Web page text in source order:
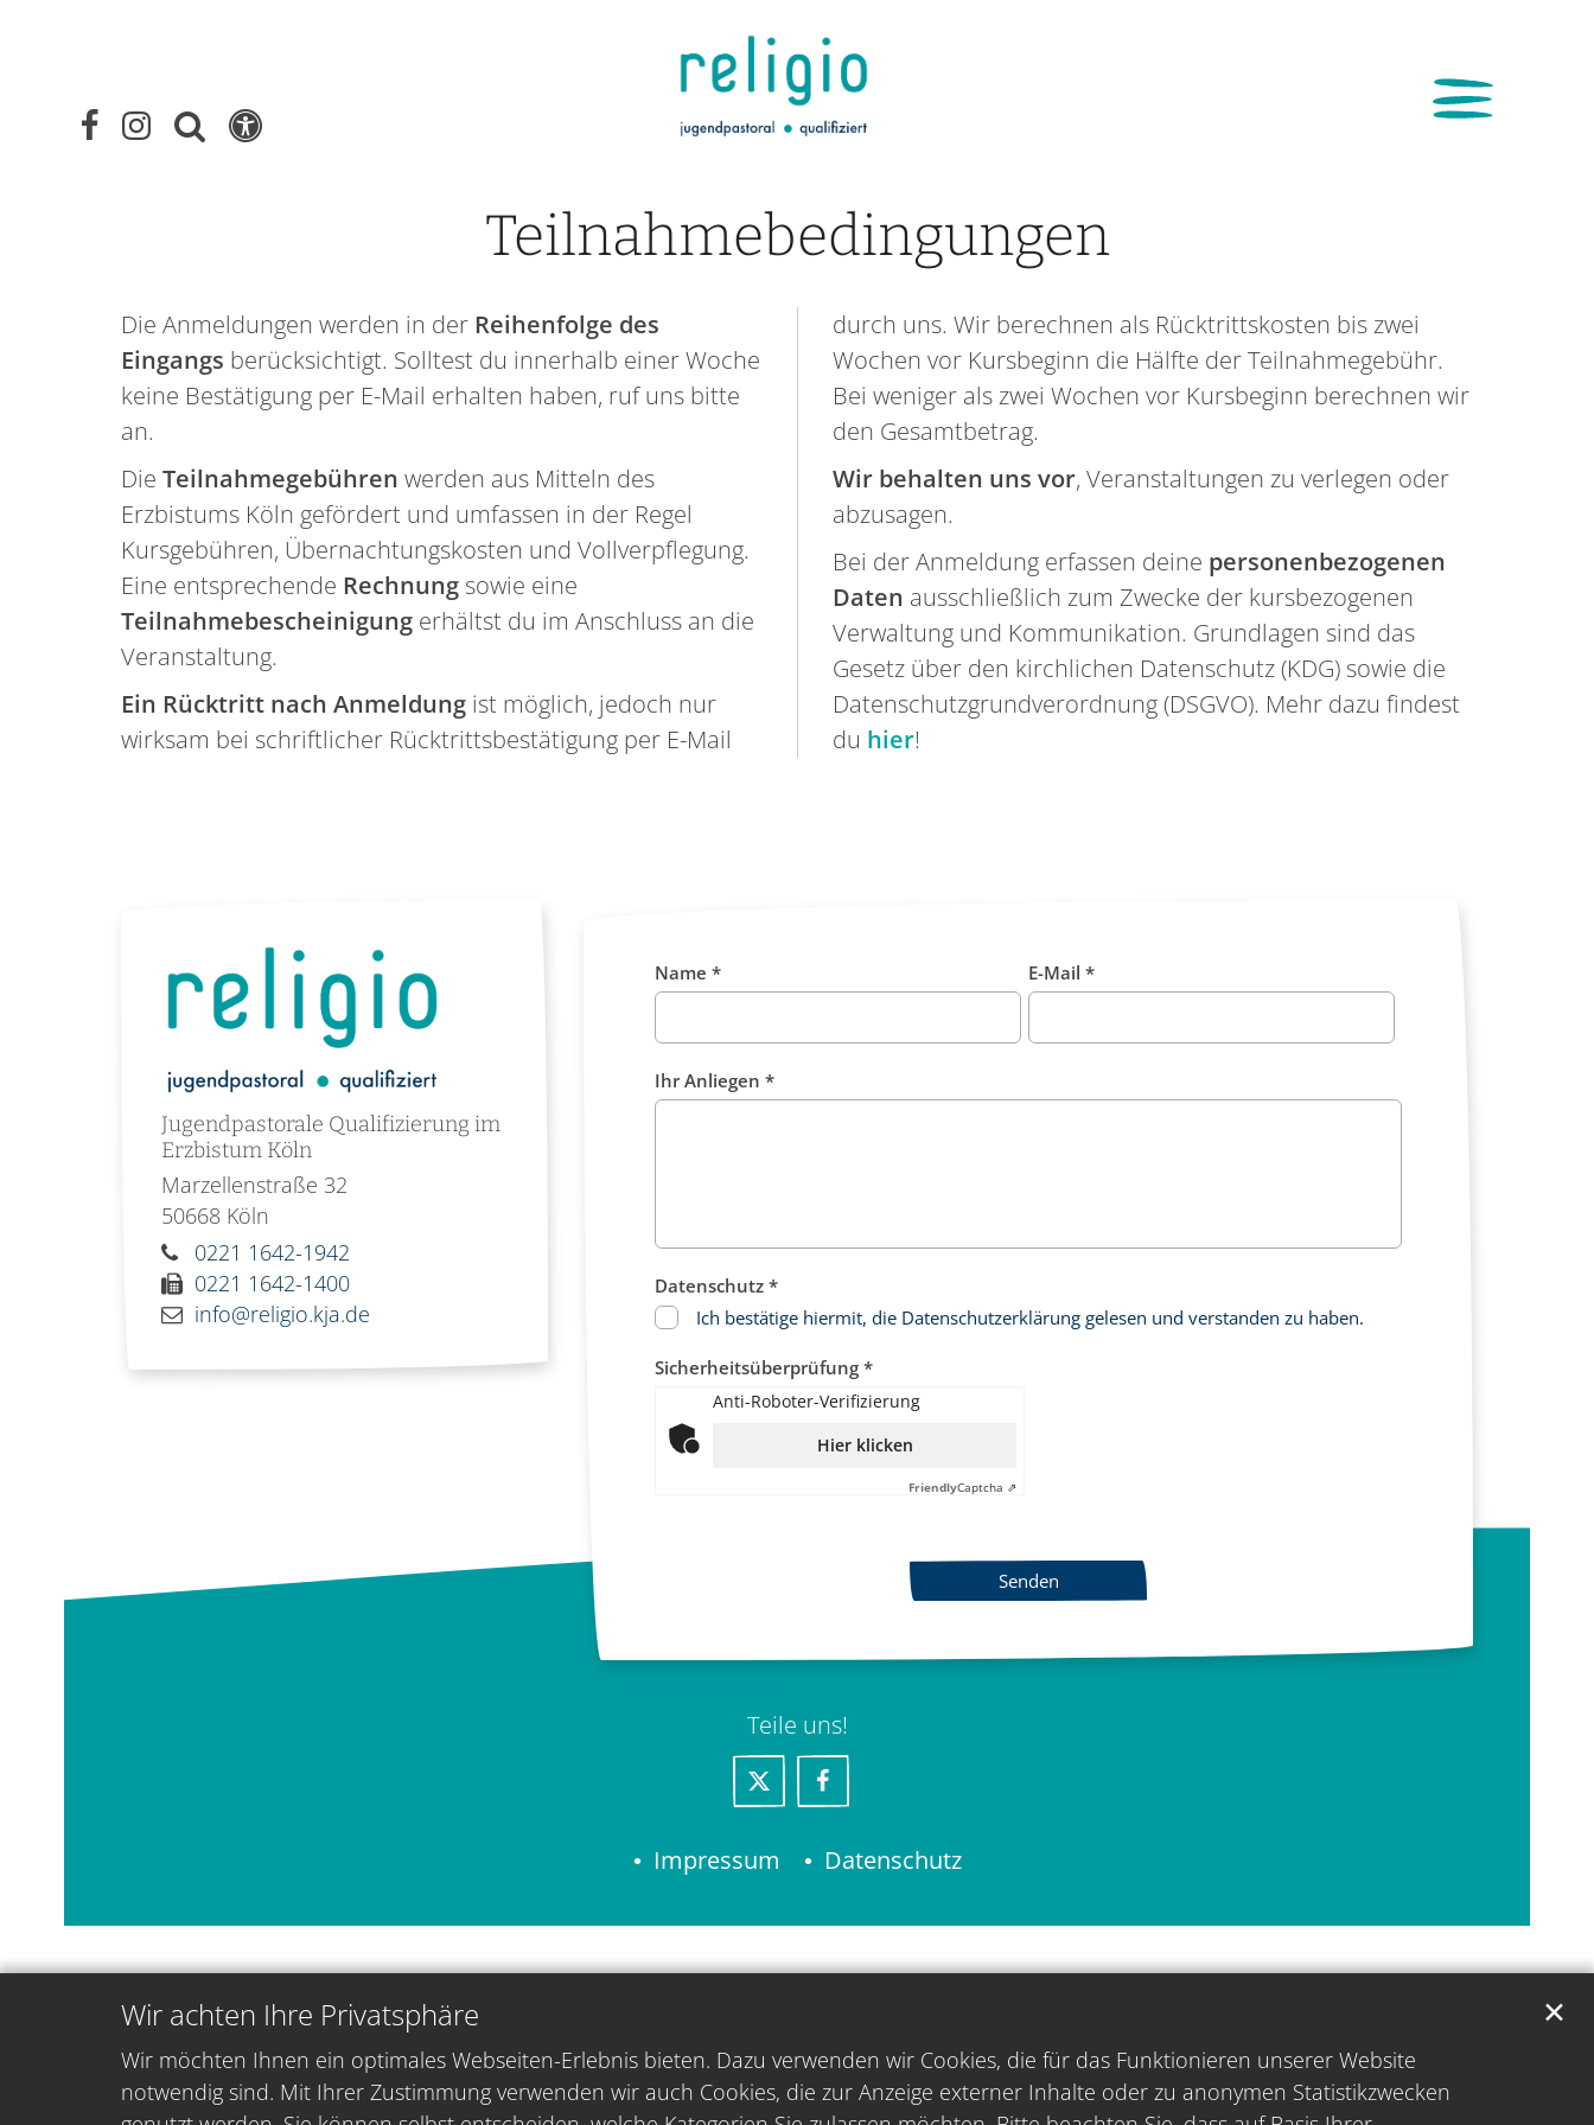
Wir achten Ihre Privatsphäre
Wir möchten Ihnen ein optimales Webseiten-Erlebnis bieten. Dazu verwenden wir Cookies, die für das Funktionieren unserer Website
notwendig sind. Mit Ihrer Zustimmung verwenden wir auch Cookies, die zur Anzeige externer Inhalte oder zu anonymen Statistikzwecken
✕
Teilnahmebedingungen
Die Anmeldungen werden in der Reihenfolge des
Eingangs berücksichtigt. Solltest du innerhalb einer Woche
keine Bestätigung per E-Mail erhalten haben, ruf uns bitte
an.
Die Teilnahmegebühren werden aus Mitteln des
Erzbistums Köln gefördert und umfassen in der Regel
Kursgebühren, Übernachtungskosten und Vollverpflegung.
Eine entsprechende Rechnung sowie eine
Teilnahmebescheinigung erhältst du im Anschluss an die
Veranstaltung.
Ein Rücktritt nach Anmeldung ist möglich, jedoch nur
wirksam bei schriftlicher Rücktrittsbestätigung per E-Mail
durch uns. Wir berechnen als Rücktrittskosten bis zwei
Wochen vor Kursbeginn die Hälfte der Teilnahmegebühr.
Bei weniger als zwei Wochen vor Kursbeginn berechnen wir
den Gesamtbetrag.
Wir behalten uns vor, Veranstaltungen zu verlegen oder
abzusagen.
Bei der Anmeldung erfassen deine personenbezogenen
Daten ausschließlich zum Zwecke der kursbezogenen
Verwaltung und Kommunikation. Grundlagen sind das
Gesetz über den kirchlichen Datenschutz (KDG) sowie die
Datenschutzgrundverordnung (DSGVO). Mehr dazu findest
du hier!
Name * E-Mail *
Ihr Anliegen *
Datenschutz *
Ich bestätige hiermit, die Datenschutzerklärung gelesen und verstanden zu haben.
Sicherheitsüberprüfung *
Anti-Roboter-Verifizierung
Hier klicken
FriendlyCaptcha ⇗
Jugendpastorale Qualifizierung im
Erzbistum Köln
Marzellenstraße 32
50668 Köln
0221 1642-1942
0221 1642-1400
info@religio.kja.de
Teile uns!
Impressum Datenschutz